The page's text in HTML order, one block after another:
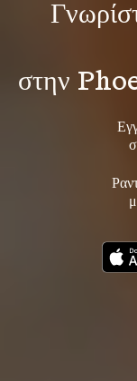
στην